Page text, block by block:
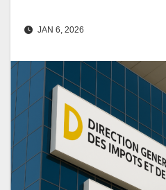
JAN 6, 2026